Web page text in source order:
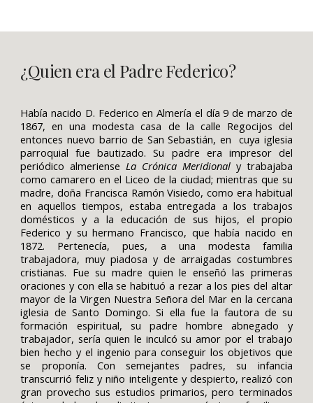
¿Quien era el Padre Federico?
Había nacido D. Federico en Almería el día 9 de marzo de
1867, en una modesta casa de la calle Regocijos del
entonces nuevo barrio de San Sebastián, en cuya iglesia
parroquial fue bautizado. Su padre era impresor del
periódico almerienseLa Crónica Meridional y trabajaba
como camarero en el Liceo de la ciudad; mientras que su
madre, doña Francisca Ramón Visiedo, como era habitual
en aquellos tiempos, estaba entregada a los trabajos
domésticos y a la educación de sus hijos, el propio
Federico y su hermano Francisco, que había nacido en
1872. Pertenecía, pues, a una modesta familia
trabajadora, muy piadosa y de arraigadas costumbres
cristianas. Fue su madre quien le enseñó las primeras
oraciones y con ella se habituó a rezar a los pies del altar
mayor de la Virgen Nuestra Señora del Mar en la cercana
iglesia de Santo Domingo. Si ella fue la fautora de su
formación espiritual, su padre hombre abnegado y
trabajador, sería quien le inculcó su amor por el trabajo
bien hecho y el ingenio para conseguir los objetivos que
se proponía. Con semejantes padres, su infancia
transcurrió feliz y niño inteligente y despierto, realizó con
gran provecho sus estudios primarios, pero terminados